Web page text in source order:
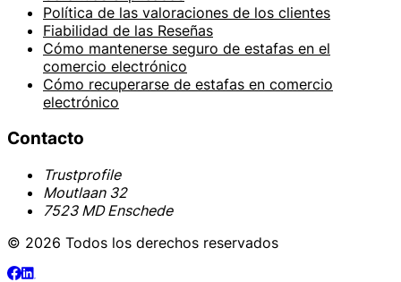
Política de las valoraciones de los clientes
Fiabilidad de las Reseñas
Cómo mantenerse seguro de estafas en el
comercio electrónico
Cómo recuperarse de estafas en comercio
electrónico
Contacto
Trustprofile
Moutlaan 32
7523 MD Enschede
© 2026 Todos los derechos reservados